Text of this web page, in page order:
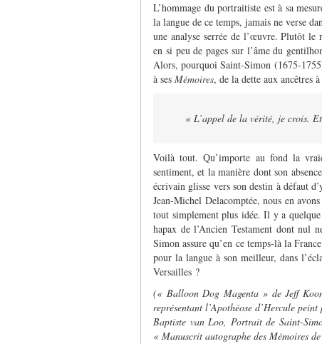
L’hommage du portraitiste est à sa
la langue de ce temps, jamais ne verse
une analyse serrée de l’œuvre. Plutôt
en si peu de pages sur l’âme du
Alors, pourquoi Saint-Simon (1675-
à ses Mémoires, de la dette aux ancêtres
« L’appel de la vérité, je crois.
Voilà tout. Qu’importe au fond la
sentiment, et la manière dont son
écrivain glisse vers son destin à défaut
Jean-Michel Delacomptée, nous en
tout simplement plus idée. Il y a quelque
hapax de l’Ancien Testament dont nul
Simon assure qu’en ce temps-là la France
pour la langue à son meilleur, dans
Versailles ?
(« Balloon Dog Magenta » de Jeff
représentant l’Apothéose d’Hercule
Baptiste van Loo, Portrait de Saint-
« Manuscrit autographe des Mémoires